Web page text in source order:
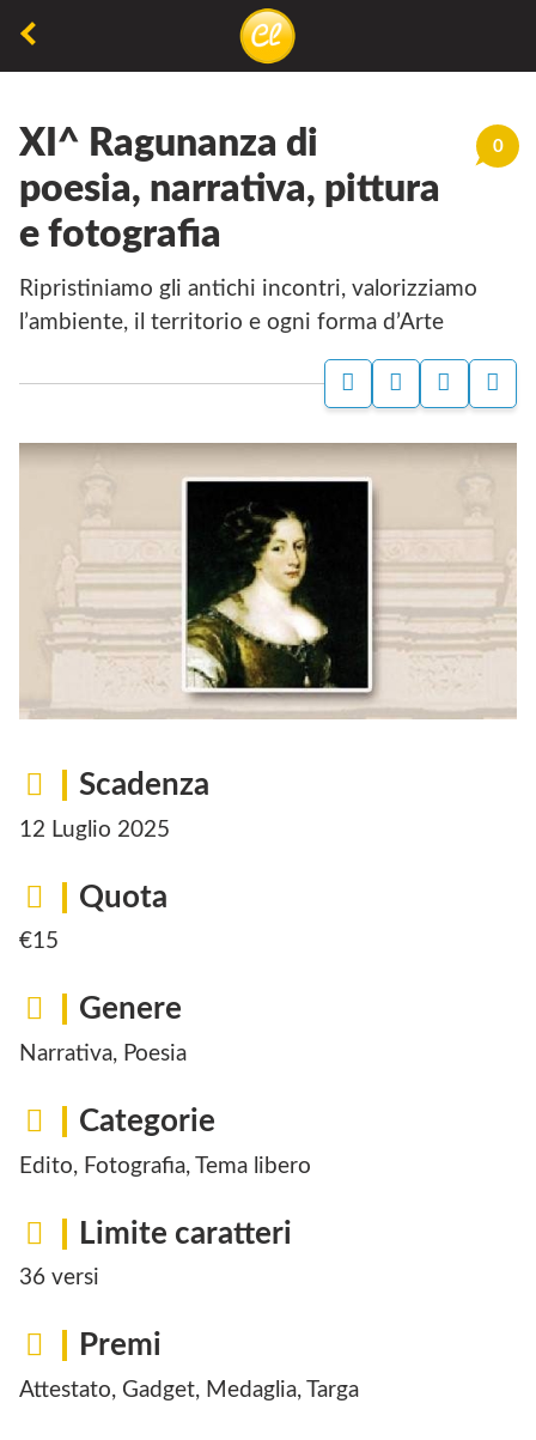
non
permette
camminare,
ma
permette
respirare
0
XI^ Ragunanza di
poesia, narrativa, pittura
e fotografia
Ripristiniamo gli antichi incontri, valorizziamo
l’ambiente, il territorio e ogni forma d’Arte
Scadenza
12 Luglio 2025
Quota
€15
Genere
Narrativa, Poesia
Categorie
Edito, Fotografia, Tema libero
Limite caratteri
36 versi
Premi
Attestato, Gadget, Medaglia, Targa